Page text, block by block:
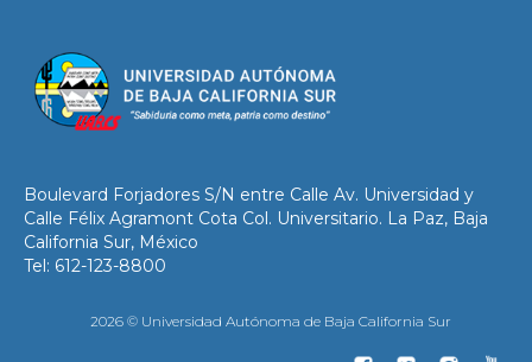
Boulevard Forjadores S/N entre Calle Av. Universidad y
Calle Félix Agramont Cota Col. Universitario. La Paz, Baja
California Sur, México
Tel: 612-123-8800
2026 © Universidad Autónoma de Baja California Sur